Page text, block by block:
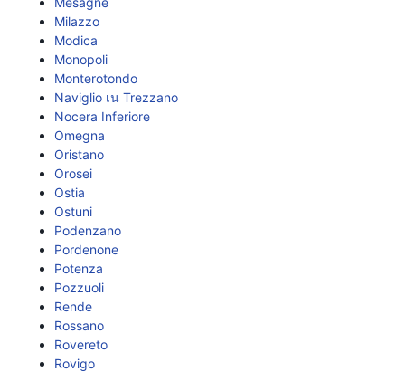
Milazzo
Modica
Monopoli
Monterotondo
Naviglio เน Trezzano
Nocera Inferiore
Omegna
Oristano
Orosei
Ostia
Ostuni
Podenzano
Pordenone
Potenza
Pozzuoli
Rende
Rossano
Rovereto
Rovigo